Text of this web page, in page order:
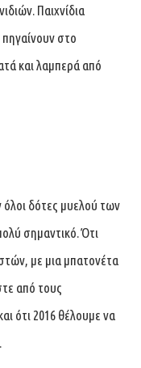
Παιχνίδια
στο
και λαμπερά από
όλοι δότες μυελού των
σημαντικό. Ότι
με μια μπατονέτα
από τους
ότι 2016 θέλουμε να